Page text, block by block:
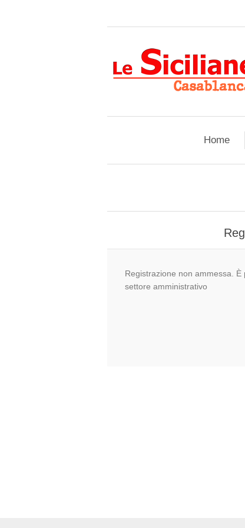
Home
Registrazione non ammessa.
settore amministrativo